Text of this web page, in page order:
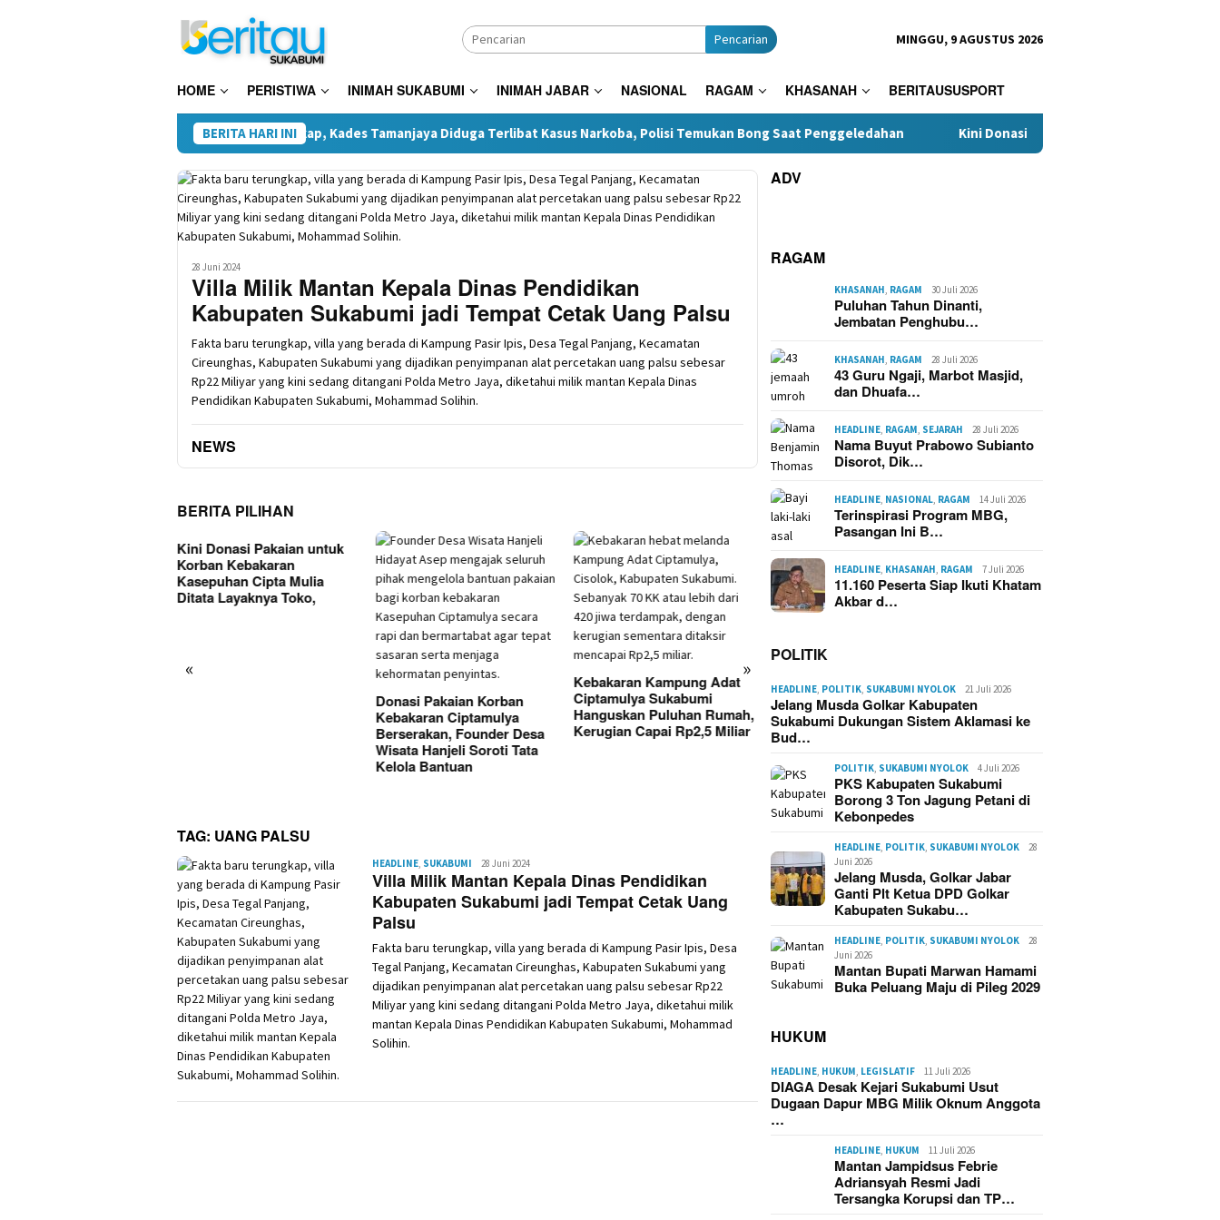
Pencarian MINGGU, 9 AGUSTUS 2026
HOME PERISTIWA INIMAH SUKABUMI INIMAH JABAR NASIONAL RAGAM KHASANAH BERITAUSUSPORT
BERITA HARI INI
Terungkap, Kades Tamanjaya Diduga Terlibat Kasus Narkoba, Polisi Temukan Bong Saat Penggeledahan Kini Donasi Pakaian untuk Korban Kebakaran
28 Juni 2024
Villa Milik Mantan Kepala Dinas Pendidikan
Kabupaten Sukabumi jadi Tempat Cetak Uang Palsu
Fakta baru terungkap, villa yang berada di Kampung Pasir Ipis, Desa Tegal Panjang, Kecamatan
Cireunghas, Kabupaten Sukabumi yang dijadikan penyimpanan alat percetakan uang palsu sebesar
Rp22 Miliyar yang kini sedang ditangani Polda Metro Jaya, diketahui milik mantan Kepala Dinas
Pendidikan Kabupaten Sukabumi, Mohammad Solihin.
NEWS
BERITA PILIHAN
« »
Kini Donasi Pakaian untuk
Korban Kebakaran
Kasepuhan Cipta Mulia
Ditata Layaknya Toko,
Donasi Pakaian Korban
Kebakaran Ciptamulya
Berserakan, Founder Desa
Wisata Hanjeli Soroti Tata
Kelola Bantuan
Kebakaran Kampung Adat
Ciptamulya Sukabumi
Hanguskan Puluhan Rumah,
Kerugian Capai Rp2,5 Miliar
Picu Kebakaran Hebat di
Kasepuhan Cipta Mulya
Sukabumi, 70 Rumah dan
Imah Gede Ludes
Kebakaran Kampung Adat
Cipta Mulya Cisolok
Terdampak
TAG: UANG PALSU
HEADLINE, SUKABUMI Irwan
Kurniawan
28 Juni 2024
Villa Milik Mantan Kepala Dinas Pendidikan
Kabupaten Sukabumi jadi Tempat Cetak Uang
Palsu
Fakta baru terungkap, villa yang berada di Kampung Pasir Ipis, Desa
Tegal Panjang, Kecamatan Cireunghas, Kabupaten Sukabumi yang
dijadikan penyimpanan alat percetakan uang palsu sebesar Rp22
Miliyar yang kini sedang ditangani Polda Metro Jaya, diketahui milik
mantan Kepala Dinas Pendidikan Kabupaten Sukabumi, Mohammad
Solihin.
ADV
RAGAM
KHASANAH, RAGAM 30 Juli 2026
Puluhan Tahun Dinanti,
Jembatan Penghubu…
KHASANAH, RAGAM 28 Juli 2026
43 Guru Ngaji, Marbot Masjid,
dan Dhuafa…
HEADLINE, RAGAM, SEJARAH 28 Juli 2026
Nama Buyut Prabowo Subianto
Disorot, Dik…
HEADLINE, NASIONAL, RAGAM 14 Juli 2026
Terinspirasi Program MBG,
Pasangan Ini B…
HEADLINE, KHASANAH, RAGAM 7 Juli 2026
11.160 Peserta Siap Ikuti Khatam
Akbar d…
POLITIK
HEADLINE, POLITIK, SUKABUMI NYOLOK 21 Juli 2026
Jelang Musda Golkar Kabupaten
Sukabumi Dukungan Sistem Aklamasi ke
Bud…
POLITIK, SUKABUMI NYOLOK 4 Juli 2026
PKS Kabupaten Sukabumi
Borong 3 Ton Jagung Petani di
Kebonpedes
HEADLINE, POLITIK, SUKABUMI NYOLOK
28
Juni 2026
Jelang Musda, Golkar Jabar
Ganti Plt Ketua DPD Golkar
Kabupaten Sukabu…
HEADLINE, POLITIK, SUKABUMI NYOLOK
28
Juni 2026
Mantan Bupati Marwan Hamami
Buka Peluang Maju di Pileg 2029
HUKUM
HEADLINE, HUKUM, LEGISLATIF 11 Juli 2026
DIAGA Desak Kejari Sukabumi Usut
Dugaan Dapur MBG Milik Oknum Anggota
…
HEADLINE, HUKUM 11 Juli 2026
Mantan Jampidsus Febrie
Adriansyah Resmi Jadi
Tersangka Korupsi dan TP…